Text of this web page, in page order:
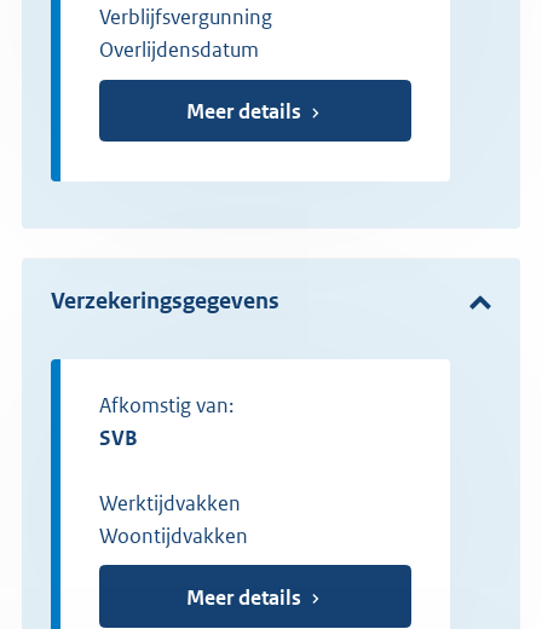
Verblijfsvergunning
Overlijdensdatum
Meer details
Verzekeringsgegevens
Afkomstig van:
SVB
Werktijdvakken
Woontijdvakken
Meer details